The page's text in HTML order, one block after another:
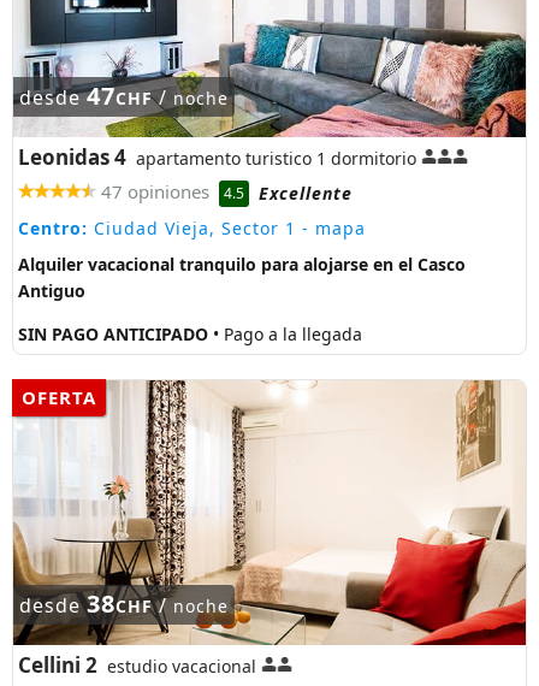
desde47CHF/ noche
Leonidas 4 apartamento turistico 1 dormitorio
47 opiniones 4.5
Excellente
Centro: Ciudad Vieja, Sector 1 - mapa
Alquiler vacacional tranquilo para alojarse en el Casco
Antiguo
SIN PAGO ANTICIPADO • Pago a la llegada
OFERTA
desde38CHF/noche
Cellini 2 estudio vacacional